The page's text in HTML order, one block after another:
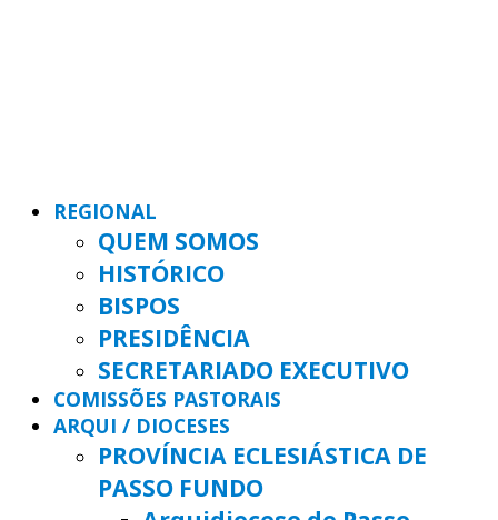
REGIONAL
QUEM SOMOS
HISTÓRICO
BISPOS
PRESIDÊNCIA
SECRETARIADO EXECUTIVO
COMISSÕES PASTORAIS
ARQUI / DIOCESES
PROVÍNCIA ECLESIÁSTICA DE
PASSO FUNDO